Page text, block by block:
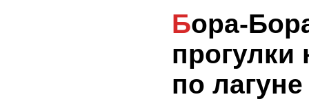
Бора-Бора: вечерние
прогулки
по лагуне